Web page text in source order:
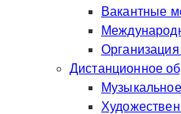
Вакантные
Дистанционное